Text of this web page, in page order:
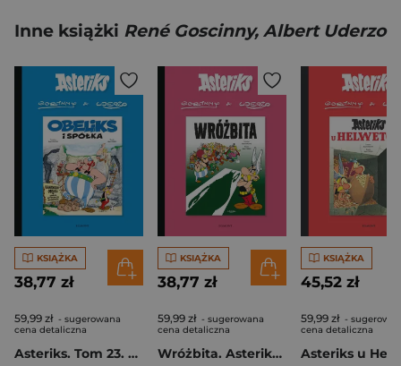
Inne książki René Goscinny, Albert Uderzo
KSIĄŻKA
38,77 zł
59,99 zł - sugerowana
cena detaliczna
Asteriks. Tom 23. Obeliks i spółka
KSIĄŻKA
38,77 zł
59,99 zł - sugerowana
cena detaliczna
Wróżbita. Asteriks. Tom 19
KSIĄŻKA
45,52 zł
59,99 zł -
cena detaliczna